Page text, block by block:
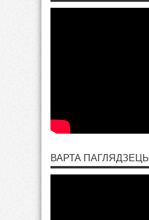
ВАРТА ПАГЛЯДЗЕЦЬ